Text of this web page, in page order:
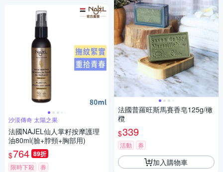
沙漠傳奇 太陽之果
法國NAJEL仙人掌籽按摩護理
油80ml(臉+脖頸+胸部用)
$764 89折
限時下殺 券
法國普羅旺斯馬賽香皂125g/橄
欖
$339
活動 券
加入購物車